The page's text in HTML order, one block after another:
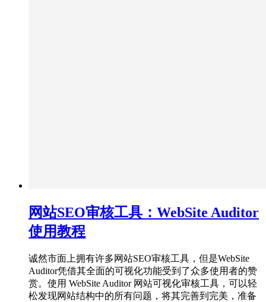
网站SEO审核工具：WebSite Auditor
使用教程
诚然市面上拥有许多网站SEO审核工具，但是WebSite
Auditor凭借其全面的可视化功能受到了众多使用者的赞
赏。使用 WebSite Auditor 网站可视化审核工具，可以轻
松发现网站结构中的所有问题，将其完善到完美，准备